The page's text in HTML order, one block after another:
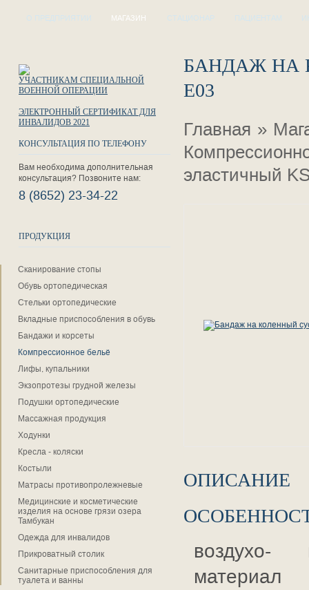
О ПРЕДПРИЯТИИ МАГАЗИН СТАЦИОНАР ПАЦИЕНТАМ
УЧАСТНИКАМ СПЕЦИАЛЬНОЙ
ВОЕННОЙ ОПЕРАЦИИ
ЭЛЕКТРОННЫЙ СЕРТИФИКАТ ДЛЯ
ИНВАЛИДОВ 2021
КОНСУЛЬТАЦИЯ ПО ТЕЛЕФОНУ
Вам необходима дополнительная
консультация? Позвоните нам:
8 (8652) 23-34-22
ПРОДУКЦИЯ
Сканирование стопы
Обувь ортопедическая
Стельки ортопедические
Вкладные приспособления в обувь
Бандажи и корсеты
Компрессионное бельё
Лифы, купальники
Экзопротезы грудной железы
Подушки ортопедические
Массажная продукция
Ходунки
Кресла - коляски
Костыли
Матрасы противопролежневые
Медицинские и косметические
изделия на основе грязи озера
Тамбукан
Одежда для инвалидов
Прикроватный столик
Санитарные приспособления для
туалета и ванны
БАНДАЖ НА
E03
Главная »
эластичный
ОПИСАНИЕ
воздухо-
материал